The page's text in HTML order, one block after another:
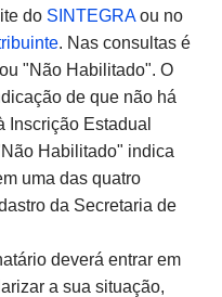
do SINTEGRAou no
. Nas consultas é
"Não Habilitado". O
de que não há
Inscrição Estadual
Habilitado" indica
uma das quatro
da Secretaria de
deverá entrar em
a sua situação,